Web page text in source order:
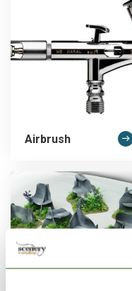
Airbrush